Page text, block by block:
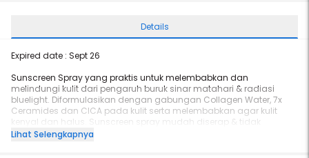
Details
Expired date : Sept 26
Sunscreen Spray yang praktis untuk melembabkan dan
melindungi kulit dari pengaruh buruk sinar matahari & radiasi
bluelight. Diformulasikan dengan gabungan Collagen Water, 7x
Ceramides dan CICA pada kulit serta melembabkan agar kulit
kenyal dan halus. Sunscreen spray mudah diserap & tidak
meninggalkan whitecast pada kulit, sehingga aman digunakan
Lihat Selengkapnya